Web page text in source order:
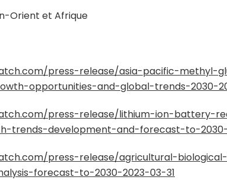
Orient et Afrique
press-release/asia-pacific-methyl-
opportunities-and-global-trends-2030-
press-release/lithium-ion-battery-
trends-development-and-forecast-to-2030-
press-release/agricultural-
forecast-to-2030-2023-03-31